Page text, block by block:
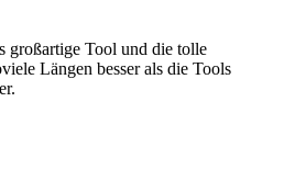
großartige Tool und die tolle
Längen besser als die Tools